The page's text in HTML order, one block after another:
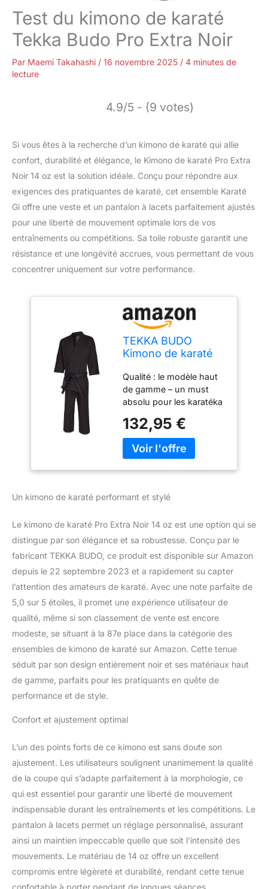
Test du kimono de karaté
Tekka Budo Pro Extra Noir
Par Maemi Takahashi / 16 novembre 2025 / 4 minutes de
lecture
4.9/5 - (9 votes)
Si vous êtes à la recherche d’un kimono de karaté qui allie
confort, durabilité et élégance, le Kimono de karaté Pro Extra
Noir 14 oz est la solution idéale. Conçu pour répondre aux
exigences des pratiquantes de karaté, cet ensemble Karaté
Gi offre une veste et un pantalon à lacets parfaitement ajustés
pour une liberté de mouvement optimale lors de vos
entraînements ou compétitions. Sa toile robuste garantit une
résistance et une longévité accrues, vous permettant de vous
concentrer uniquement sur votre performance.
TEKKA BUDO
Kimono de karaté
– Ensemble Karaté
Gi – Veste. Pantalon
(à lacets) –
Costume Kumite –
Toile
Qualité : le modèle haut
de gamme – un must
absolu pour les karatéka
combinaison Kumite en
toile extrêmement
durable de 14 oz offre un
kimono de karaté est
plusieurs reprises, parfait
pour une utilisation
intensive
veste traditionnelle mi-
longue et le pantalon
standard à lacets
s'adaptent à toutes les
tailles. Veillez à ce que la
combinaison soit lavable
à 40 °C pendant environ
rétrécissement de 5 %
Utilisation : polyvalente
cette combinaison de
que de combinaison de
koweït Composition :
100 % coton
132,95 €
Un kimono de karaté performant et stylé
Le kimono de karaté Pro Extra Noir 14 oz est une option qui se
distingue par son élégance et sa robustesse. Conçu par le
fabricant TEKKA BUDO, ce produit est disponible sur Amazon
depuis le 22 septembre 2023 et a rapidement su capter
l’attention des amateurs de karaté. Avec une note parfaite de
5,0 sur 5 étoiles, il promet une expérience utilisateur de
qualité, même si son classement de vente est encore
modeste, se situant à la 87e place dans la catégorie des
ensembles de kimono de karaté sur Amazon. Cette tenue
séduit par son design entièrement noir et ses matériaux haut
de gamme, parfaits pour les pratiquants en quête de
performance et de style.
Confort et ajustement optimal
L’un des points forts de ce kimono est sans doute son
ajustement. Les utilisateurs soulignent unanimement la qualité
de la coupe qui s’adapte parfaitement à la morphologie, ce
qui est essentiel pour garantir une liberté de mouvement
indispensable durant les entraînements et les compétitions. Le
pantalon à lacets permet un réglage personnalisé, assurant
ainsi un maintien impeccable quelle que soit l’intensité des
mouvements. Le matériau de 14 oz offre un excellent
compromis entre légèreté et durabilité, rendant cette tenue
confortable à porter pendant de longues séances